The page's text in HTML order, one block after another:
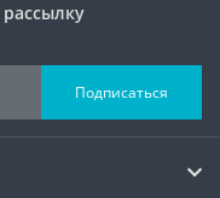
Подписаться